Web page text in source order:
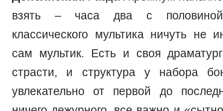
взять – часа два с
классического мультика ничуть не
сам мультик. Есть и своя
страсти, и структура у набора
увлекательно от первой до